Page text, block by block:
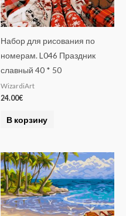
Набор для рисования по
номерам. L046 Праздник
славный 40 * 50
WizardiArt
24.00€
В корзину